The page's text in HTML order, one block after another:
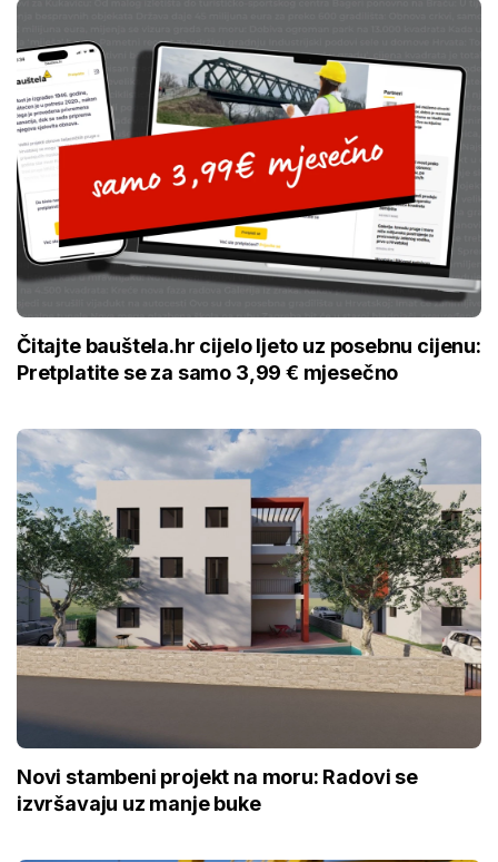
Čitajte bauštela.hr cijelo ljeto uz posebnu cijenu:
Pretplatite se za samo 3,99 € mjesečno
Novi stambeni projekt na moru: Radovi se
izvršavaju uz manje buke